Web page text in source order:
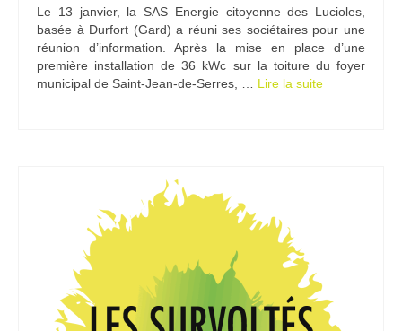
Le 13 janvier, la SAS Energie citoyenne des Lucioles,
basée à Durfort (Gard) a réuni ses sociétaires pour une
réunion d’information. Après la mise en place d’une
première installation de 36 kWc sur la toiture du foyer
municipal de Saint-Jean-de-Serres, … Lire la suite­­